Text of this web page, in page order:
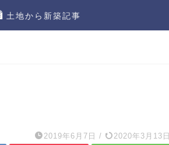
土地から新築記事
2019年6月7日 / 2020年3月13日